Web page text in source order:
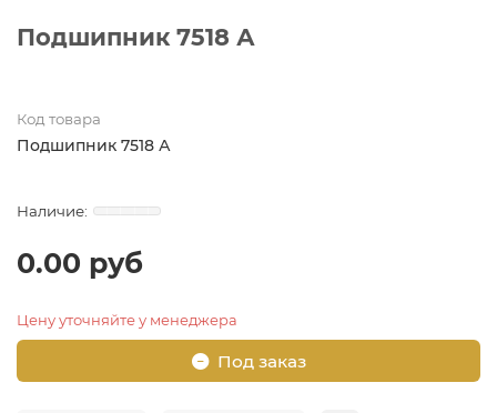
Подшипник 7518 А
Код товара
Подшипник 7518 А
0.00 руб
Цену уточняйте у менеджера
Под заказ